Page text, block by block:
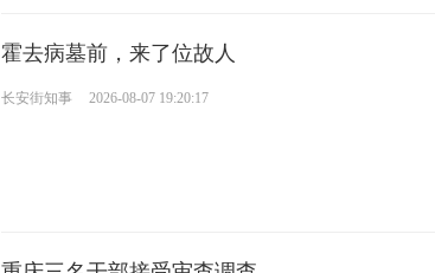
霍去病墓前，来了位故人
长安街知事 2026-08-07 19:20:17